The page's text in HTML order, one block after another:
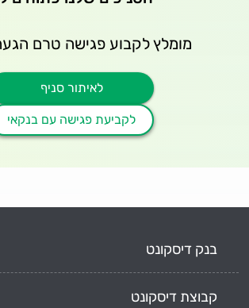
מומלץ לקבוע פגישה טרם
לאיתור סניף
לקביעת פגישה עם בנקאי
בנק דיסקונט
קבוצת דיסקונט